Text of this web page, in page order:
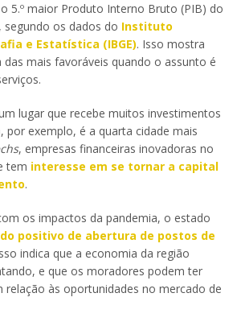
o 5.º maior Produto Interno Bruto (PIB) do
segundo os dados do Instituto
e Estatística (IBGE). Isso mostra
mais favoráveis quando o assunto é
lugar que recebe muitos investimentos
por exemplo, é a quarta cidade mais
, empresas financeiras inovadoras no
tem interesse em se tornar a capital
.
os impactos da pandemia, o estado
positivo de abertura de postos de
indica que a economia da região
e que os moradores podem ter
relação às oportunidades no mercado de